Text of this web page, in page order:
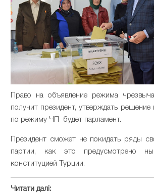
Право на объявление режима
получит президент, утверждать решение
по режиму ЧП будет парламент.
Президент сможет не покидать ряды
партии, как это предусмотрено
конституцией Турции.
Читати далі: